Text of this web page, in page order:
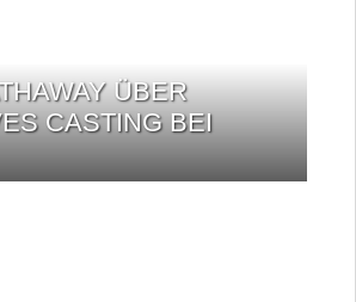
ÜBER
CASTING BEI